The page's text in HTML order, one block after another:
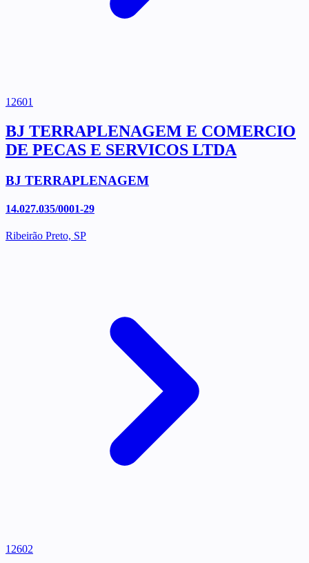
12601
BJ TERRAPLENAGEM E COMERCIO
DE PECAS E SERVICOS LTDA
BJ TERRAPLENAGEM
14.027.035/0001-29
Ribeirão Preto, SP
12602